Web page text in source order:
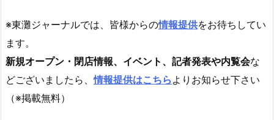
※東灘ジャーナルでは、皆様からの情報提供をお待ちしてい
ます。
新規オープン・閉店情報、イベント、記者発表や内覧会な
どございましたら、情報提供はこちら よりお知らせ下さい
（※掲載無料）